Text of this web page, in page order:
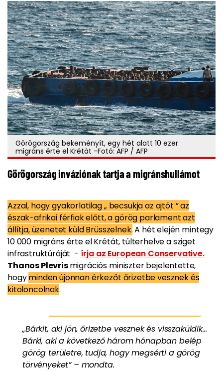
Görögország bekeményít, egy hét alatt 10 ezer
migráns érte el Krétát -Fotó: AFP / AFP
Görögország inváziónak tartja a migránshullámot
Azzal, hogy gyakorlatilag „ becsukja az ajtót ” az
észak-afrikai férfiak előtt, a görög parlament azt
állítja, üzenetet küld Brüsszelnek.A hét elején mintegy
10 000 migráns érte el Krétát, túlterhelve a sziget
infrastruktúráját - írja az European Conservative.
Thanos Plevrismigrációs miniszter bejelentette,
hogyminden újonnan érkezőt őrizetbe vesznek és
kitoloncolnak.
„Bárkit, aki jön, őrizetbe vesznek és visszaküldik...
Bárki, aki a következő három hónapban belép
görög területre, tudja, hogy megsérti a görög
törvényeket” – mondta.